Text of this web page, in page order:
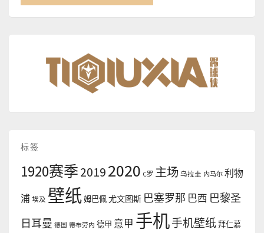
标签
1920赛季20192020 C罗 主场 乌拉圭 内马尔 利物
浦 埃及 壁纸姆巴佩尤文图斯 巴塞罗那 巴西 巴黎圣
日耳曼 德国 德布劳内 德甲 意甲 手机手机壁纸拜仁慕